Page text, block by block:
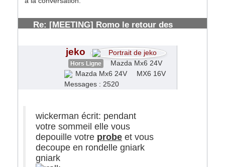
Re: [MEETING] Romo le retour des
jeko
Hors Ligne
Mazda Mx6 24V
MX6 16V
Messages : 2520
wickerman écrit: pendant
votre sommeil elle vous
depouille votre probe et vous
decoupe en rondelle gniark
gniark